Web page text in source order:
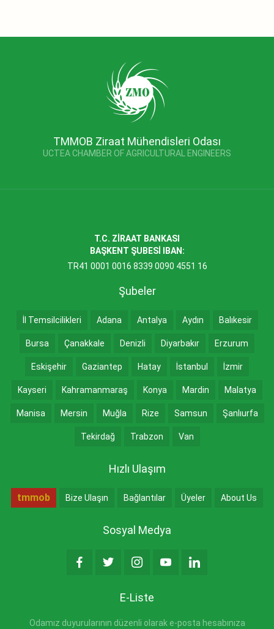
TMMOB Ziraat Mühendisleri Odası
UCTEA CHAMBER OF AGRICULTURAL ENGINEERS
T.C. ZİRAAT BANKASI
BAŞKENT ŞUBESİ IBAN:
TR41 0001 0016 8339 0090 4551 16
Şubeler
İl Temsilcilikleri Adana Antalya Aydın Balıkesir
Bursa Çanakkale Denizli Diyarbakır Erzurum
Eskişehir Gaziantep Hatay İstanbul İzmir
Kayseri Kahramanmaraş Konya Mardin Malatya
Manisa Mersin Muğla Rize Samsun Şanlıurfa
Tekirdağ Trabzon Van
Hızlı Ulaşım
tmmob Bize Ulaşın Bağlantılar Üyeler About Us
Sosyal Medya
E-Liste
Odamız duyurularının düzenli olarak e-posta hesabınıza